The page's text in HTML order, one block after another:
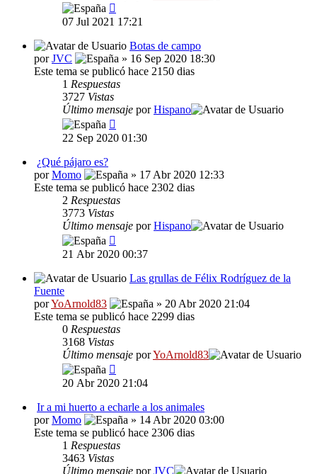
07 Jul 2021 17:21
Botas de campo
porJVC
» 16 Sep 2020 18:30
Este tema se publicó hace 2150 dias
1 Respuestas
3727 Vistas
Último mensaje porHispano
22 Sep 2020 01:30
¿Qué pájaro es?
porMomo
» 17 Abr 2020 12:33
Este tema se publicó hace 2302 dias
2 Respuestas
3773 Vistas
Último mensaje porHispano
21 Abr 2020 00:37
Las grullas de Félix Rodríguez de la
Fuente
porYoArnold83
» 20 Abr 2020 21:04
Este tema se publicó hace 2299 dias
0 Respuestas
3168 Vistas
Último mensaje porYoArnold83
20 Abr 2020 21:04
Ir a mi huerto a echarle a los animales
porMomo
» 14 Abr 2020 03:00
Este tema se publicó hace 2306 dias
1 Respuestas
3463 Vistas
Último mensaje porJVC